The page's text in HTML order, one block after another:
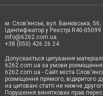
м. Слов’янськ, вул. Банківська,
Ідентифікатор у Реєстрі R40-05099
info@6262.com.ua
+38 (050) 426 26 24
Допускається цитування
6262.com.ua за умови розміщення
6262.com.ua - Сайт міста
розміщення прямого, відкритого
на цитовані статті не нижче
Порушення виняткових прав